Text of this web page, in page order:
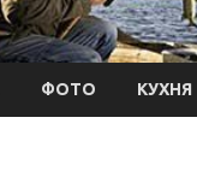
ФОТО КУХНЯ